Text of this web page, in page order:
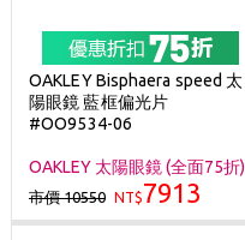
OAKLEY Bisphaera speed 太
陽眼鏡 藍框偏光片
#OO9534-06
OAKLEY 太陽眼鏡 (全面75折)
市價 10550 NT$7913